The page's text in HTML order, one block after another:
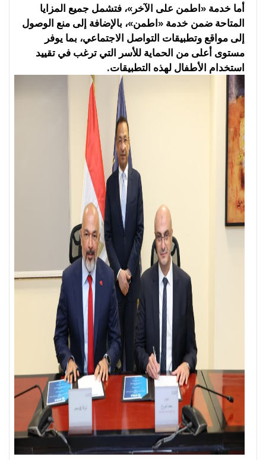
أما خدمة «اطمن على الآخر»، فتشمل جميع المزايا
المتاحة ضمن خدمة «اطمن»، بالإضافة إلى منع الوصول
إلى مواقع وتطبيقات التواصل الاجتماعي، بما يوفر
مستوى أعلى من الحماية للأسر التي ترغب في تقييد
استخدام الأطفال لهذه التطبيقات.